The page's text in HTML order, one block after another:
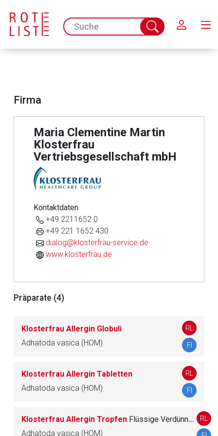
spc.search.input.placeholder
Suche
abschicken
Firma
Maria Clementine Martin
Klosterfrau
Vertriebsgesellschaft mbH
Kontaktdaten
+49 2211652 0
+49 221 1652 430
dialog@klosterfrau-service.de
www.klosterfrau.de
Präparate (4)
Klosterfrau Allergin Globuli
Adhatoda vasica (HOM)
RL
FI
Klosterfrau Allergin Tabletten
Adhatoda vasica (HOM)
RL
FI
Klosterfrau Allergin Tropfen Flüssige Verdünnung zum Einnehmen
Adhatoda vasica (HOM)
RL
Der von Ihnen aufgerufene Link öffnet eine externe Web-
Seite. Für die Inhalte der externen Web-Seite ist deren
Betreiber verantwortlich. Ebenso gelten dort ggf. andere
Datenschutzbestimmungen.